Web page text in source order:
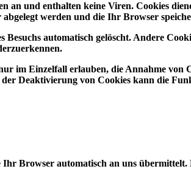
an und enthalten keine Viren. Cookies
werden und die Ihr Browser
Besuchs automatisch gelöscht. Andere
im Einzelfall erlauben, die Annahme von
Deaktivierung von Cookies kann die
Browser automatisch an uns übermittelt.